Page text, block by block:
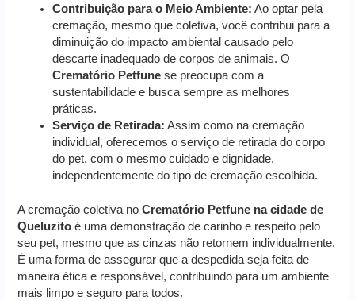
Contribuição para o Meio Ambiente: Ao optar pela
cremação, mesmo que coletiva, você contribui para a
diminuição do impacto ambiental causado pelo
descarte inadequado de corpos de animais. O
Crematório Petfune se preocupa com a
sustentabilidade e busca sempre as melhores
práticas.
Serviço de Retirada: Assim como na cremação
individual, oferecemos o serviço de retirada do corpo
do pet, com o mesmo cuidado e dignidade,
independentemente do tipo de cremação escolhida.
A cremação coletiva noCrematório Petfune na cidade de
Queluzito é uma demonstração de carinho e respeito pelo
seu pet, mesmo que as cinzas não retornem individualmente.
É uma forma de assegurar que a despedida seja feita de
maneira ética e responsável, contribuindo para um ambiente
mais limpo e seguro para todos.